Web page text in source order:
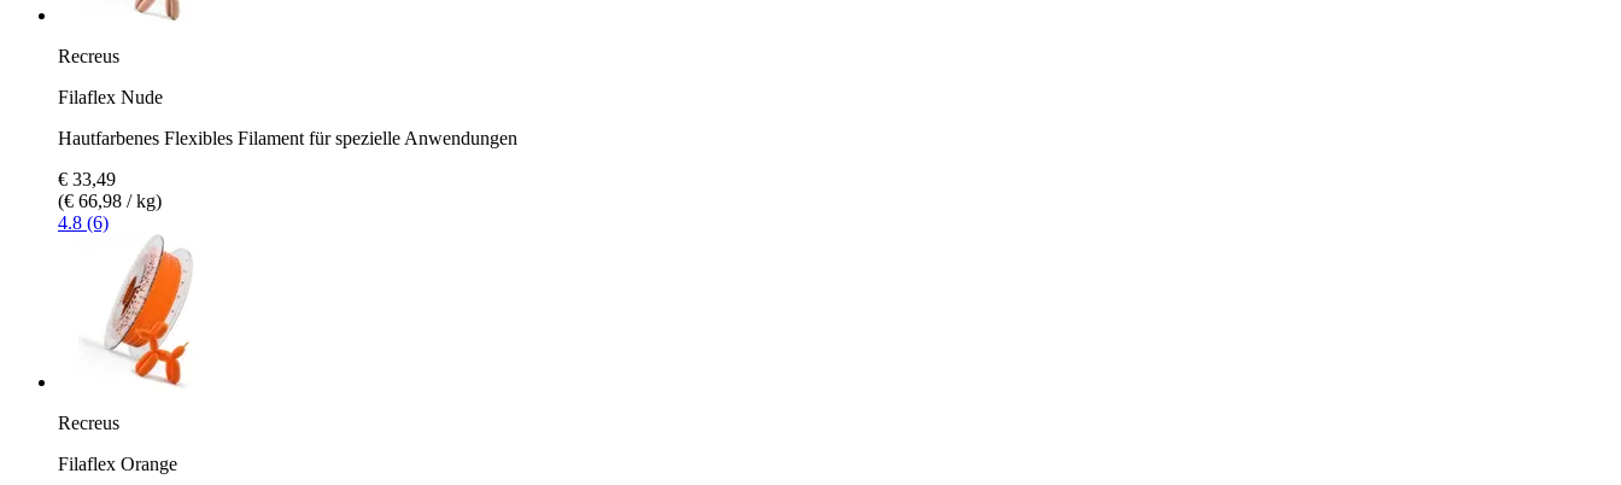
Recreus
Filaflex Nude
Hautfarbenes Flexibles Filament für spezielle Anwendungen
€ 33,49
(€ 66,98 / kg)
4.8 (6)
Recreus
Filaflex Orange